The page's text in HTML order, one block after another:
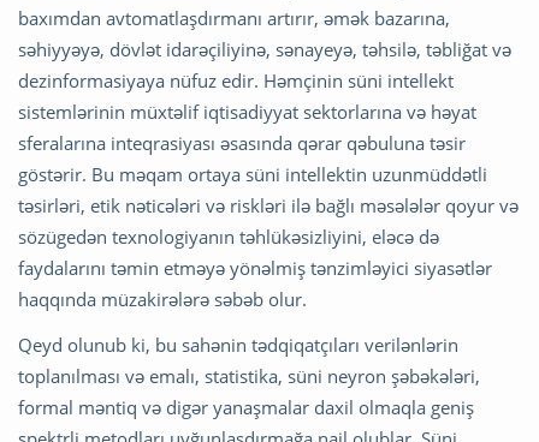
baxımdan avtomatlaşdırmanı artırır, əmək bazarına,
səhiyyəyə, dövlət idarəçiliyinə, sənayeyə, təhsilə, təbliğat və
dezinformasiyaya nüfuz edir. Həmçinin süni intellekt
sistemlərinin müxtəlif iqtisadiyyat sektorlarına və həyat
sferalarına inteqrasiyası əsasında qərar qəbuluna təsir
göstərir. Bu məqam ortaya süni intellektin uzunmüddətli
təsirləri, etik nəticələri və riskləri ilə bağlı məsələlər qoyur və
sözügedən texnologiyanın təhlükəsizliyini, eləcə də
faydalarını təmin etməyə yönəlmiş tənzimləyici siyasətlər
haqqında müzakirələrə səbəb olur.
Qeyd olunub ki, bu sahənin tədqiqatçıları verilənlərin
toplanılması və emalı, statistika, süni neyron şəbəkələri,
formal məntiq və digər yanaşmalar daxil olmaqla geniş